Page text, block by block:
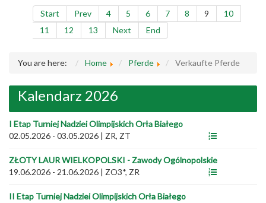
Start Prev 4 5 6 7 8 9
10
11
12 13 Next End
You are here: Home Pferde Verkaufte Pferde
Kalendarz 2026
I Etap Turniej Nadziei Olimpijskich Orła Białego
02.05.2026 - 03.05.2026 | ZR, ZT
ZŁOTY LAUR WIELKOPOLSKI - Zawody Ogólnopolskie
19.06.2026 - 21.06.2026 | ZO3*, ZR
II Etap Turniej Nadziei Olimpijskich Orła Białego